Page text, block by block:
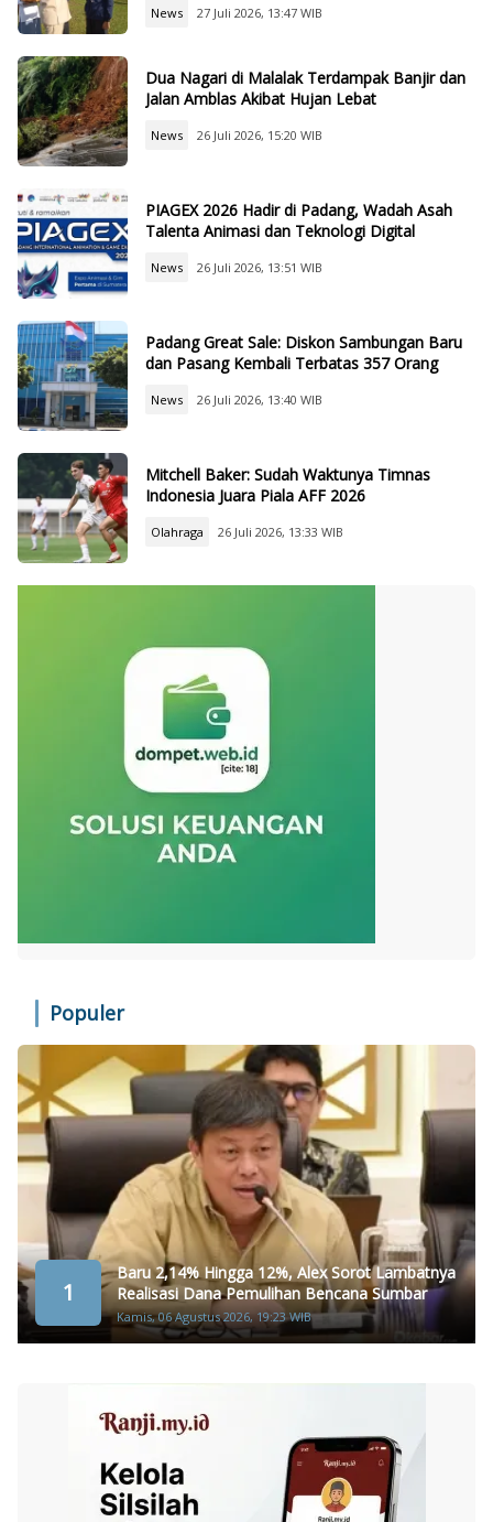
News 27 Juli 2026, 13:47 WIB
Dua Nagari di Malalak Terdampak Banjir dan
Jalan Amblas Akibat Hujan Lebat
News 26 Juli 2026, 15:20 WIB
PIAGEX 2026 Hadir di Padang, Wadah Asah
Talenta Animasi dan Teknologi Digital
News 26 Juli 2026, 13:51 WIB
Padang Great Sale: Diskon Sambungan Baru
dan Pasang Kembali Terbatas 357 Orang
News 26 Juli 2026, 13:40 WIB
Mitchell Baker: Sudah Waktunya Timnas
Indonesia Juara Piala AFF 2026
Olahraga 26 Juli 2026, 13:33 WIB
Populer
1
Baru 2,14% Hingga 12%, Alex Sorot Lambatnya
Realisasi Dana Pemulihan Bencana Sumbar
Kamis, 06 Agustus 2026, 19:23 WIB